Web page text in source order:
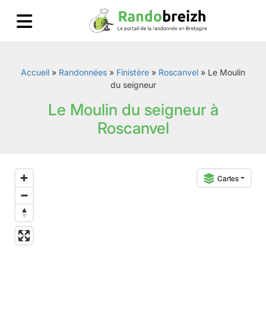
Accueil » Randonnées » Finistère » Roscanvel » Le Moulin
du seigneur
Le Moulin du seigneur à
Roscanvel
Cartes